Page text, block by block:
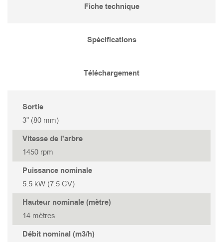
TANK 222
TANK 315
TANK 315S
TANK 215
TANK 215S
GOVOX-S 322
GOVOX-U 475
GOVOX-U 455
GOVOX-U 337
GOVOX-U 322
Fiche technique
Spécifications
Téléchargement
Sortie
3" (80 mm)
Vitesse de l'arbre
1450 rpm
Puissance nominale
5.5 kW (7.5 CV)
Hauteur nominale (mètre)
14 mètres
Débit nominal (m3/h)